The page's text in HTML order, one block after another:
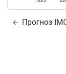
Прогноз